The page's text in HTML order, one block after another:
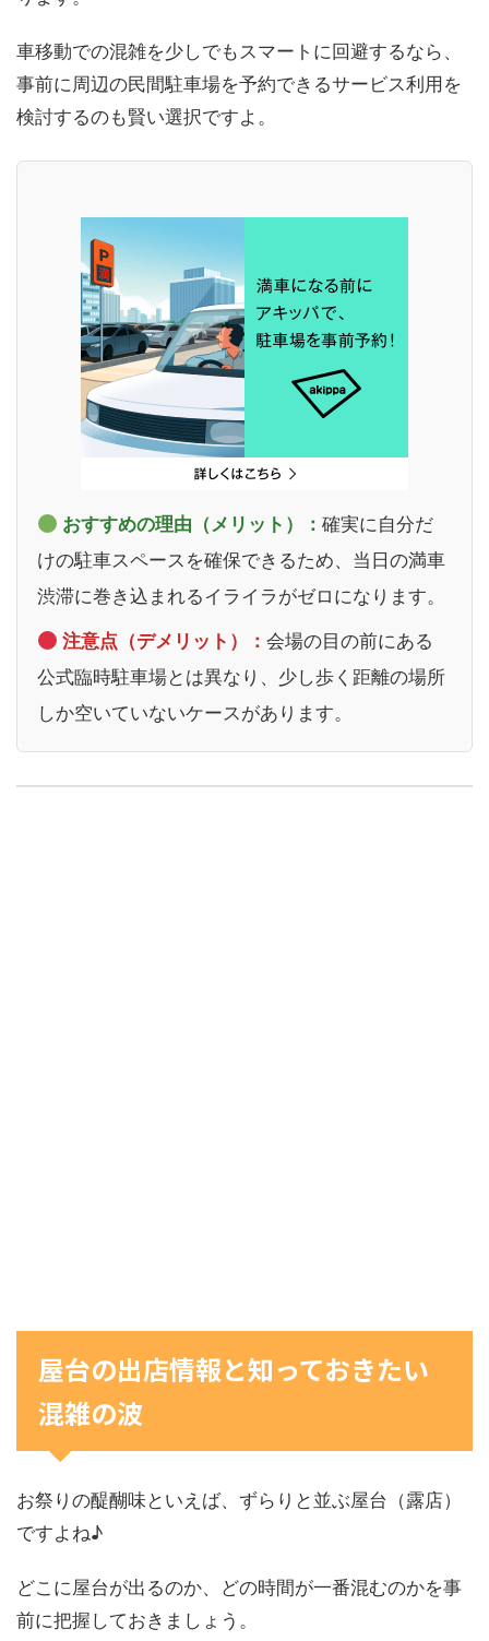
車移動での混雑を少しでもスマートに回避するなら、
事前に周辺の民間駐車場を予約できるサービス利用を
検討するのも賢い選択ですよ。
おすすめの理由（メリット）：確実に自分だ
けの駐車スペースを確保できるため、当日の満車
渋滞に巻き込まれるイライラがゼロになります。
注意点（デメリット）：会場の目の前にある
公式臨時駐車場とは異なり、少し歩く距離の場所
しか空いていないケースがあります。
屋台の出店情報と知っておきたい
混雑の波
お祭りの醍醐味といえば、ずらりと並ぶ屋台（露店）
ですよね♪
どこに屋台が出るのか、どの時間が一番混むのかを事
前に把握しておきましょう。